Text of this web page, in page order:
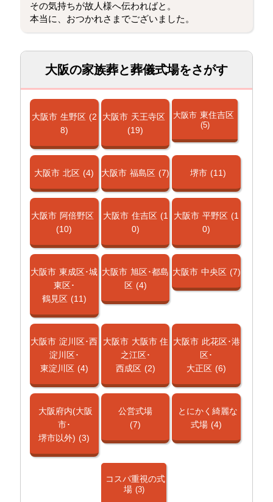
その気持ちが故人様へ伝わればと。
本当に、おつかれさまでございました。
大阪の家族葬と葬儀式場をさがす
大阪市 生野区 (2
8)
大阪市 天王寺区
(19)
大阪市 東住吉区
(5)
大阪市 北区 (4) 大阪市 福島区 (7) 堺市 (11)
大阪市 阿倍野区
(10)
大阪市 住吉区 (1
0)
大阪市 平野区 (1
0)
大阪市 東成区･城
東区･
鶴見区 (11)
大阪市 旭区･都島
区 (4)
大阪市 中央区 (7)
大阪市 淀川区･西
淀川区･
東淀川区 (4)
大阪市 大阪市 住
之江区･
西成区 (2)
大阪市 此花区･港
区･
大正区 (6)
大阪府内(大阪
市･
堺市以外) (3)
公営式場
(7)
とにかく綺麗な
式場 (4)
コスパ重視の式
場 (3)